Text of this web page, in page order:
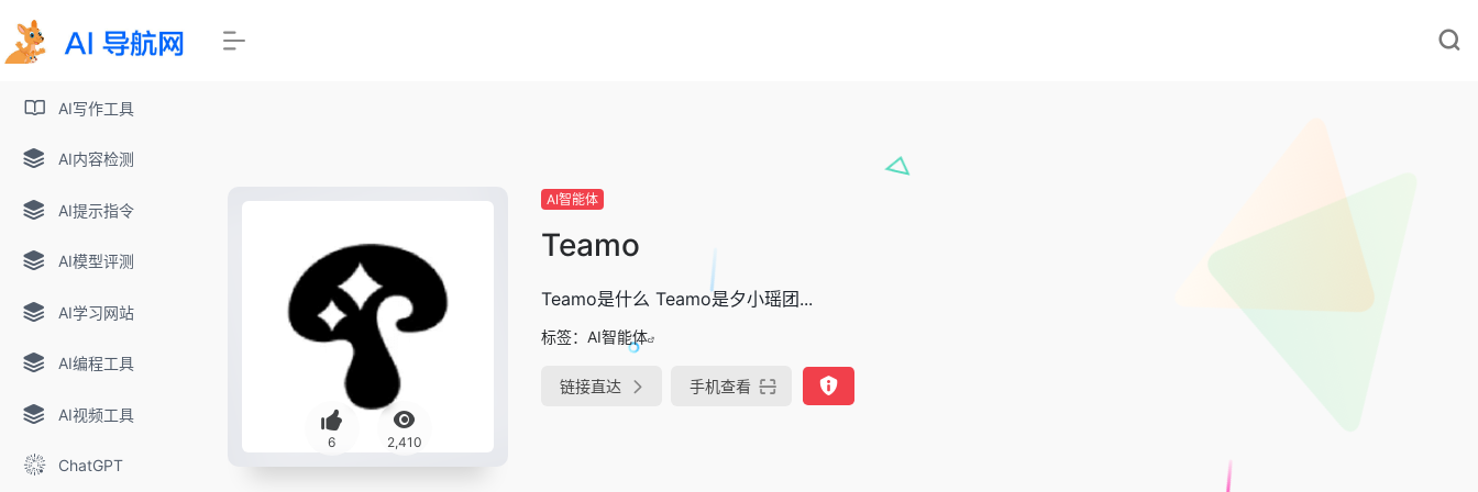
AI写作工具
AI内容检测
AI提示指令
AI模型评测
AI学习网站
AI编程工具
AI视频工具
ChatGPT
6 2,410
AI智能体
Teamo
Teamo是什么 Teamo是夕小瑶团...
标签： AI智能体
链接直达 手机查看